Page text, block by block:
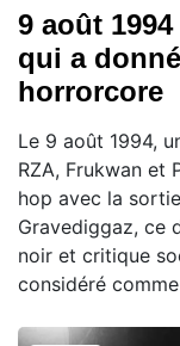
9 août
qui a
horrorcore
Le 9 août 1994,
RZA, Frukwan et
hop avec la
Gravediggaz, ce
noir et critique
considéré